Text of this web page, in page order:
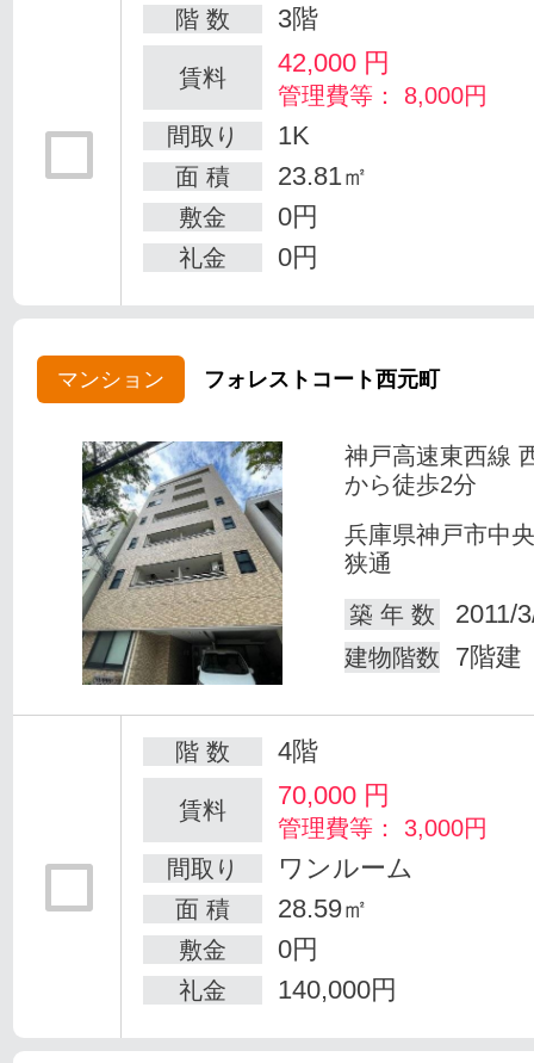
階 数 3階
賃料 42,000 円
管理費等： 8,000円
間取り
1K
面 積 23.81㎡
敷金 0円
礼金 0円
マンション フォレストコート西元町
神戸高速東西線
から徒歩2分
兵庫県神戸市中
狭通
築 年 数
2011/
建物階数 7階建
階 数 4階
賃料 70,000 円
管理費等： 3,000円
間取り
ワンルーム
面 積 28.59㎡
敷金 0円
礼金 140,000円